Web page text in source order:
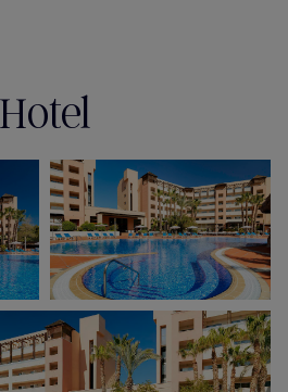
Hotel